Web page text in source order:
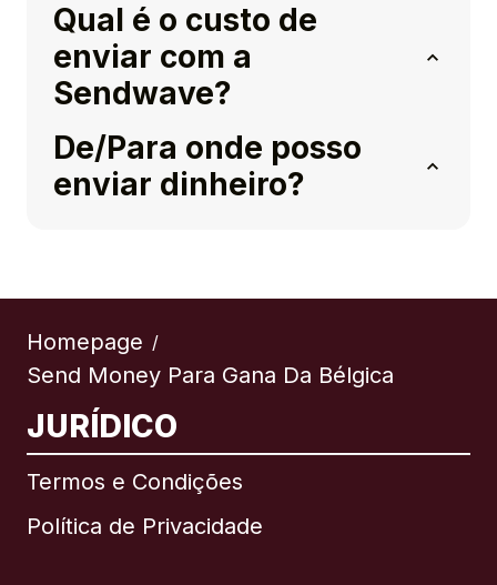
Qual é o custo de
enviar com a
Sendwave?
De/Para onde posso
enviar dinheiro?
Homepage /
Send Money Para Gana Da Bélgica
JURÍDICO
Termos e Condições
Política de Privacidade